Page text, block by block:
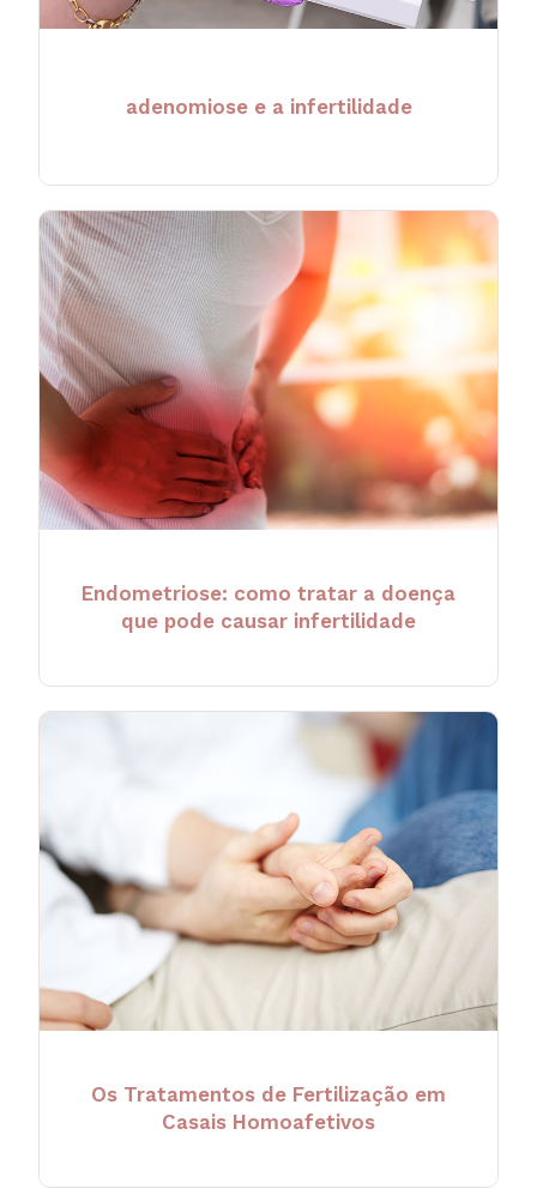
adenomiose e a infertilidade
Endometriose: como tratar a doença
que pode causar infertilidade
Os Tratamentos de Fertilização em
Casais Homoafetivos